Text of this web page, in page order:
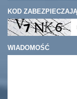
KOD
WIADOMOŚĆ